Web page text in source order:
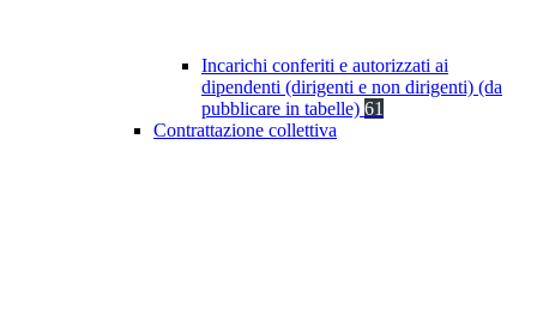
Incarichi conferiti e autorizzati ai
dipendenti (dirigenti e non dirigenti) (da
pubblicare in tabelle) 61
Contrattazione collettiva